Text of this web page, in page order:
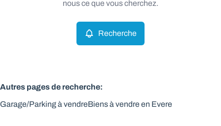
nous ce que vous cherchez.
Recherche
Autres pages de recherche:
Garage/Parking à vendreBiens à vendre en Evere